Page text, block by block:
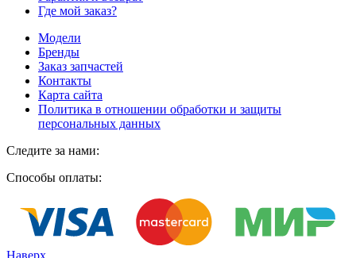
Где мой заказ?
Модели
Бренды
Заказ запчастей
Контакты
Карта сайта
Политика в отношении обработки и защиты
персональных данных
Следите за нами:
Способы оплаты:
Наверх